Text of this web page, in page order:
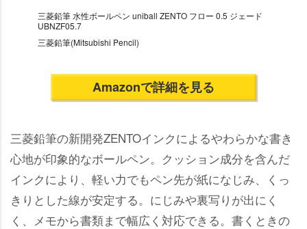
三菱鉛筆 水性ボールペン uniball ZENTO フロー 0.5 ジェード
UBNZF05.7
三菱鉛筆(Mitsubishi Pencil)
Amazonで詳細を見る
三菱鉛筆の新開発ZENTOインクによるやわらかな書き
心地が印象的なボールペン。クッション成分を含んだ
インクにより、軽い力でもペン先が紙になじみ、くっ
きりとした線が安定する。にじみや裏写りが出にく
く、メモから書類まで幅広く対応できる。書くときの